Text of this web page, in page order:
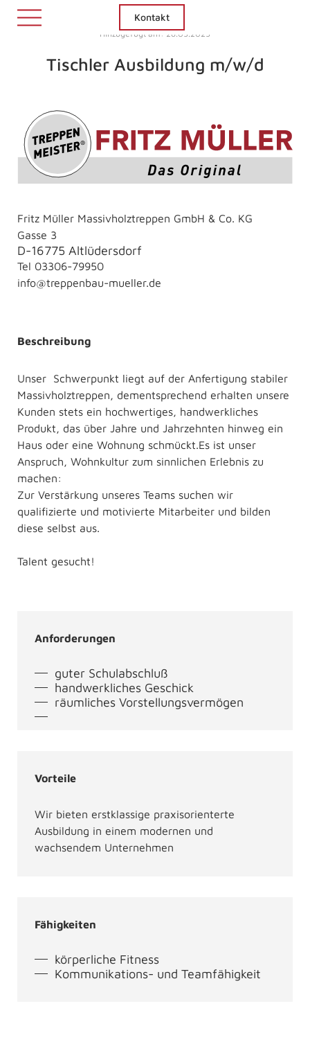
Kontakt
Hinzugefügt am: 28.05.2025
Tischler Ausbildung m/w/d
Fritz Müller Massivholztreppen GmbH & Co. KG
Gasse 3
D-16775 Altlüdersdorf
Tel 03306-79950
info@treppenbau-mueller.de
Beschreibung
Unser Schwerpunkt liegt auf der Anfertigung stabiler
Massivholztreppen, dementsprechend erhalten unsere
Kunden stets ein hochwertiges, handwerkliches
Produkt, das über Jahre und Jahrzehnten hinweg ein
Haus oder eine Wohnung schmückt.Es ist unser
Anspruch, Wohnkultur zum sinnlichen Erlebnis zu
machen:
Zur Verstärkung unseres Teams suchen wir
qualifizierte und motivierte Mitarbeiter und bilden
diese selbst aus.
Talent gesucht!
Anforderungen
guter Schulabschluß
handwerkliches Geschick
räumliches Vorstellungsvermögen
Vorteile
Wir bieten erstklassige praxisorienterte
Ausbildung in einem modernen und
wachsendem Unternehmen
Fähigkeiten
körperliche Fitness
Kommunikations- und Teamfähigkeit